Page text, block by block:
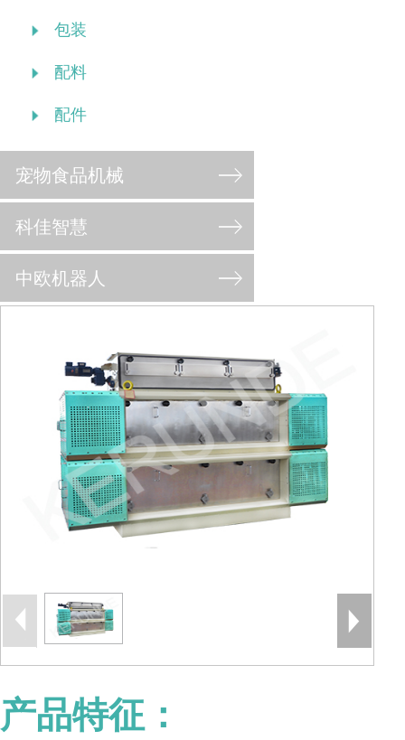
包装
配料
配件
宠物食品机械
科佳智慧
中欧机器人
产品特征：